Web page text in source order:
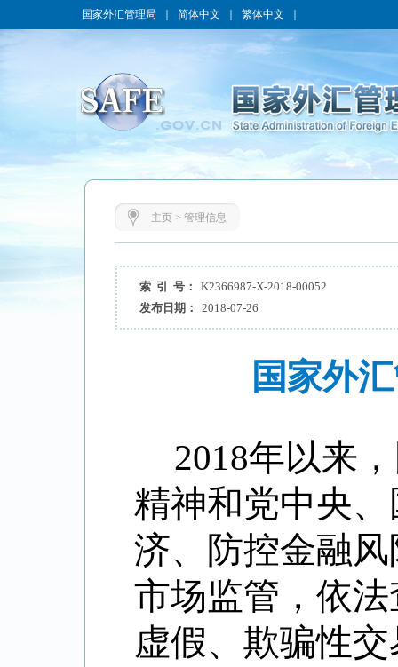
国家外汇管理局 简体中文 繁体中文
主页> 管理信息
索 引 号：
K2366987-X-2018-00052
发布日期：
2018-07-26
国家外
2018年以来
精神和党中央
济、防控金融
市场监管，依
虚假、欺骗性